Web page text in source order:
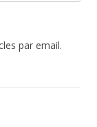
par email.